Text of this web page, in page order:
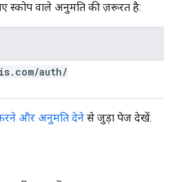
स्कोप वाले अनुमति की ज़रूरत है:
. com/auth/
करने और अनुमति देने से जुड़ा पेज देखें.